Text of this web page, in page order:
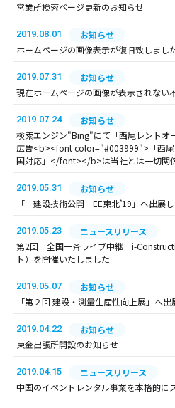
営業所検索ページ更新のお知らせ
2019.08.01
お知らせ
ホームページの画像表示が復旧致しました
2019.07.31
お知らせ
現在ホームページの画像が表示されない
2019.07.24
お知らせ
検索エンジン"Bing"にて「西尾レントオ
広告<b><font color="#003999">「西
国対応」</font></b>は当社とは一切関
2019.05.31
お知らせ
「―建設技術公開―EE東北’19」へ出展
2019.05.23
ニュースリリース
第2回 全国一斉ライブ中継 i-
ト）を開催いたしました
2019.05.07
お知らせ
「第２回 建設・測量生産性向上展」へ
2019.04.22
お知らせ
東金出張所開設のお知らせ
2019.04.15
ニュースリリース
中国のイベントレンタル事業を本格的に